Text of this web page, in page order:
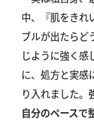
中、『肌をきれ
ブルが出たらど
じように強く感
に、処方と実感
り入れました。
自分のペースで